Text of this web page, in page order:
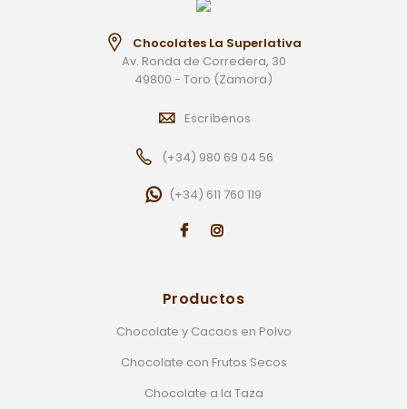
Chocolates La Superlativa
Av. Ronda de Corredera, 30
49800 - Toro (Zamora)
Escríbenos
(+34) 980 69 04 56
(+34) 611 760 119
Productos
Chocolate y Cacaos en Polvo
Chocolate con Frutos Secos
Chocolate a la Taza